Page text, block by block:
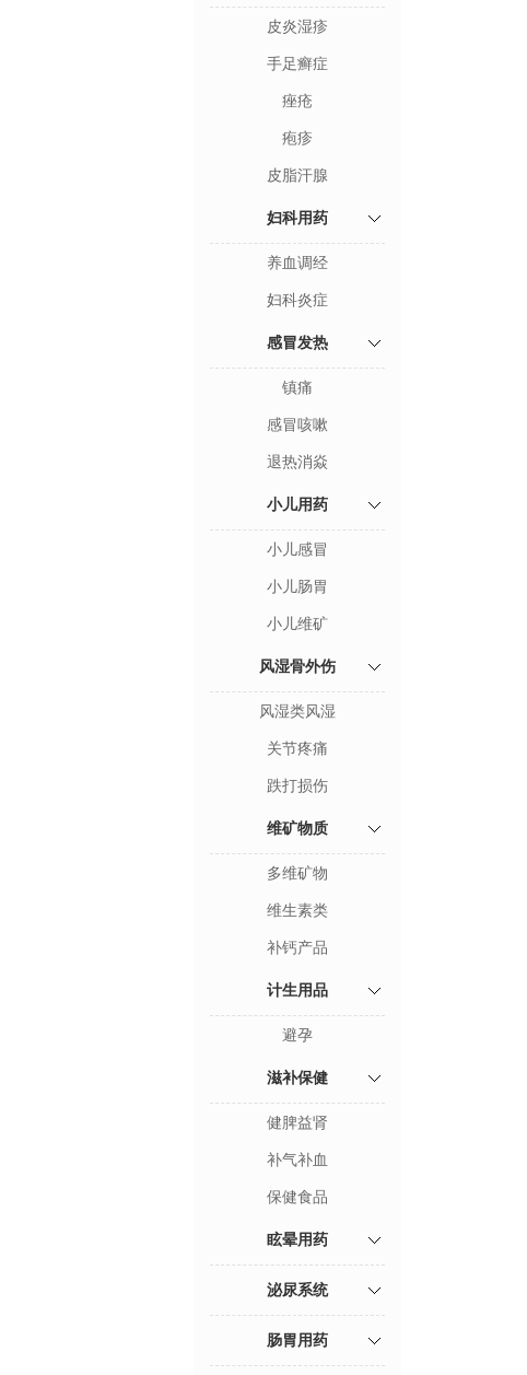
皮炎湿疹
手足癣症
痤疮
疱疹
皮脂汗腺
妇科用药
养血调经
妇科炎症
感冒发热
镇痛
感冒咳嗽
退热消焱
小儿用药
小儿感冒
小儿肠胃
小儿维矿
风湿骨外伤
风湿类风湿
关节疼痛
跌打损伤
维矿物质
多维矿物
维生素类
补钙产品
计生用品
避孕
滋补保健
健脾益肾
补气补血
保健食品
眩晕用药
泌尿系统
肠胃用药